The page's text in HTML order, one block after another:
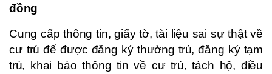
đồng
Cung cấp thông tin, giấy tờ, tài liệu sai sự thật về
cư trú để được đăng ký thường trú, đăng ký tạm
trú, khai báo thông tin về cư trú, tách hộ, điều